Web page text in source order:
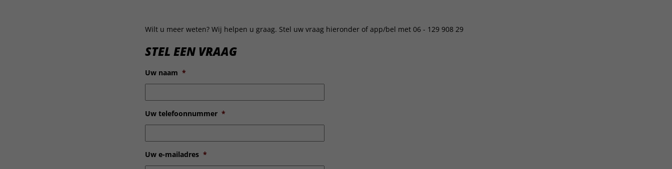
Wilt u meer weten? Wij helpen u graag. Stel uw vraag hieronder of app/bel met 06 - 129 908 29
STEL EEN VRAAG
Uw naam *
Uw telefoonnummer *
Uw e-mailadres *